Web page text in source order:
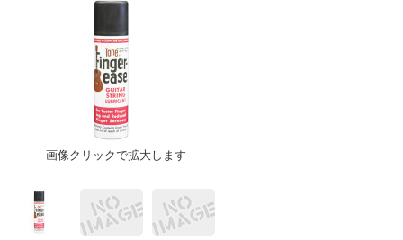
画像クリックで拡大します